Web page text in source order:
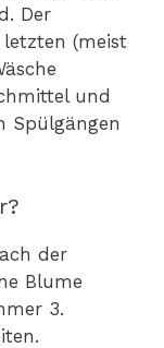
Der
(meist
und
Spülgängen
der
Blume
3.